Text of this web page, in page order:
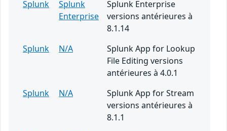
Splunk
Splunk
Enterprise
Splunk Enterprise
versions antérieures à
8.1.14
Splunk
N/A
Splunk App for Lookup
File Editing versions
antérieures à 4.0.1
Splunk
N/A
Splunk App for Stream
versions antérieures à
8.1.1